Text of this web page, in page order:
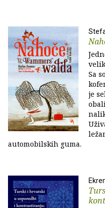
Sa
je
automobilskih guma.